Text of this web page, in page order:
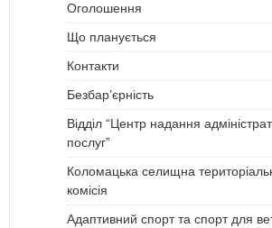
Оголошення
Що планується
Контакти
Безбар’єрність
Відділ “Центр надання
послуг”
Коломацька селищна
комісія
Адаптивний спорт та спорт для